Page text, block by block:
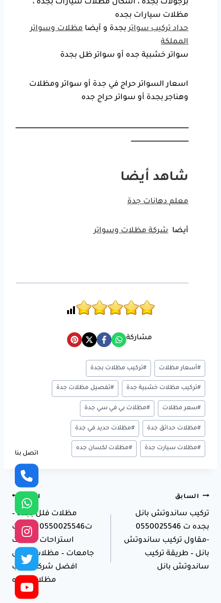
برجولات بجده ، اشكال مظلات سيارات بجده ،
مظلات سيارات بجده
حداد تركيب سواتربجدة و أيضا مظلات وسواتر
المملكة
سواتر خشبية جده أو سواتر ظل بجدة
اسعار السواتر حراج في جدة أو سواتر ومظلات
وهناجر بجدة أو سواتر حراج جده
ـــــــــــــــــــــــــــــــــــــــــــــــــــــــــــــــــــــــــــــــــــــــــــــــــــــــــــــــــــــــــــــــــــــــــــــــــــــــــــــــــــــــــــــــ
ــــــــــــــــــــــــــــــــــــــــــــــــــــــــــ
شاهد أيضا
معلم دهانات جدة
أيضا شركة مظلات وسواتر
مشاركة
وسوم
المقال:
#أسعار مظلات #تركيب مظلات بجدة
#تركيب مظلات خشبية جدة #تفصيل مظلات جدة
#سعر مظلات #مظلات بي في سي جدة
#مظلات حدائق جدة #مظلات حديد في جدة
#مظلات سيارت جدة #مظلات لكسان جده
تصفّح
المقالات
السابق
تركيب ساندوتش بانل
بجده ت 0550025546
-مقاول تركيب ساندوتش
بانل – طريقة تركيب
ساندوتش بانل
التالي
مظلات فلل بجده –
ت0550025546 مظلات
استراحات مظلات
جامعات – مظلات منازل
افضل شركة تركيب
مظلات بجده
اتصل بنا